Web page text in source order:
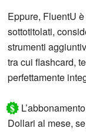
Eppure, FluentU
sottotitolati,
strumenti
tra cui flashcard,
perfettamente
$
Dollari al mese,